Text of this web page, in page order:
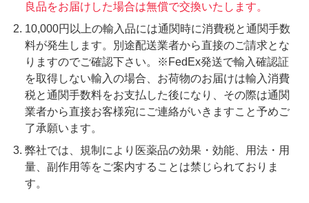
良品をお届けした場合は無償で交換いたします。
10,000円以上の輸入品には通関時に消費税と通関手数
料が発生します。別途配送業者から直接のご請求とな
りますのでご確認下さい。※FedEx発送で輸入確認証
を取得しない輸入の場合、お荷物のお届けは輸入消費
税と通関手数料をお支払した後になり、その際は通関
業者から直接お客様宛にご連絡がいきますこと予めご
了承願います。
弊社では、規制により医薬品の効果・効能、用法・用
量、副作用等をご案内することは禁じられておりま
す。